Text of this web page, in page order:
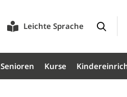
Leichte Sprache
Senioren Kurse